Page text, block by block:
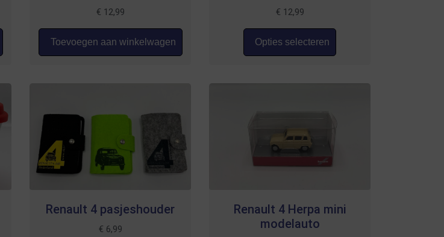
€ 12,99
Toevoegen aan winkelwagen
€ 12,99
Opties selecteren
Renault 4 pasjeshouder
€ 6,99
Renault 4 Herpa mini
modelauto